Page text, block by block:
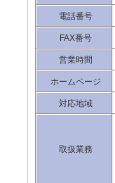
電話番号
FAX番号
営業時間
ホームページ
対応地域
取扱業務